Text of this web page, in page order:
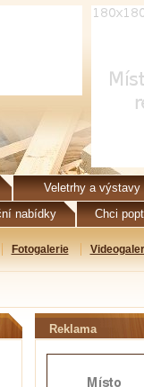
Veletrhy a výstavy
nabídky Chci
Fotogalerie
Reklama